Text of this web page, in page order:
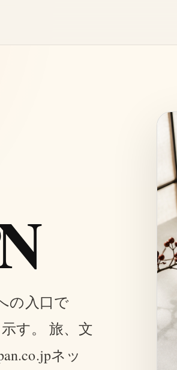
の入口で
す。 旅、文
ネッ